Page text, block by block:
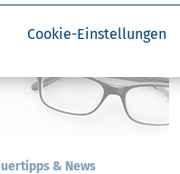
Cookie-Einstellungen
& News